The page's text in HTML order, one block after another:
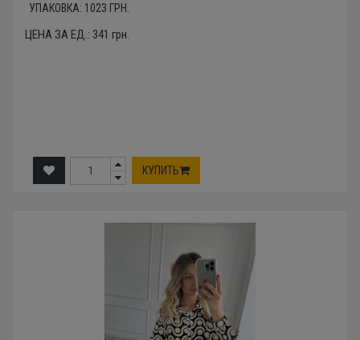
УПАКОВКА: 1023 ГРН.
ЦЕНА ЗА ЕД.: 341 грн.
КУПИТЬ